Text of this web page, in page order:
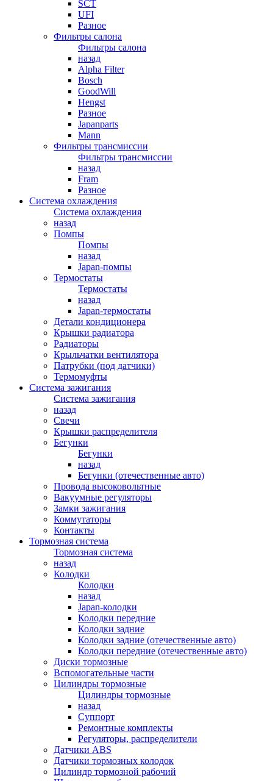
SCT
UFI
Разное
Фильтры салона
Фильтры салона
назад
Alpha Filter
Bosch
GoodWill
Hengst
Разное
Japanparts
Mann
Фильтры трансмиссии
Фильтры трансмиссии
назад
Fram
Разное
Система охлаждения
Система охлаждения
назад
Помпы
Помпы
назад
Japan-помпы
Термостаты
Термостаты
назад
Japan-термостаты
Детали кондиционера
Крышки радиатора
Радиаторы
Крыльчатки вентилятора
Патрубки (под датчики)
Термомуфты
Система зажигания
Система зажигания
назад
Свечи
Крышки распределителя
Бегунки
Бегунки
назад
Бегунки (отечественные авто)
Провода высоковольтные
Вакуумные регуляторы
Замки зажигания
Коммутаторы
Контакты
Тормозная система
Тормозная система
назад
Колодки
Колодки
назад
Japan-колодки
Колодки передние
Колодки задние
Колодки задние (отечественные авто)
Колодки передние (отечественные авто)
Диски тормозные
Вспомогательные части
Цилиндры тормозные
Цилиндры тормозные
назад
Суппорт
Ремонтные комплекты
Регуляторы, распределители
Датчики ABS
Датчики тормозных колодок
Цилиндр тормозной рабочий